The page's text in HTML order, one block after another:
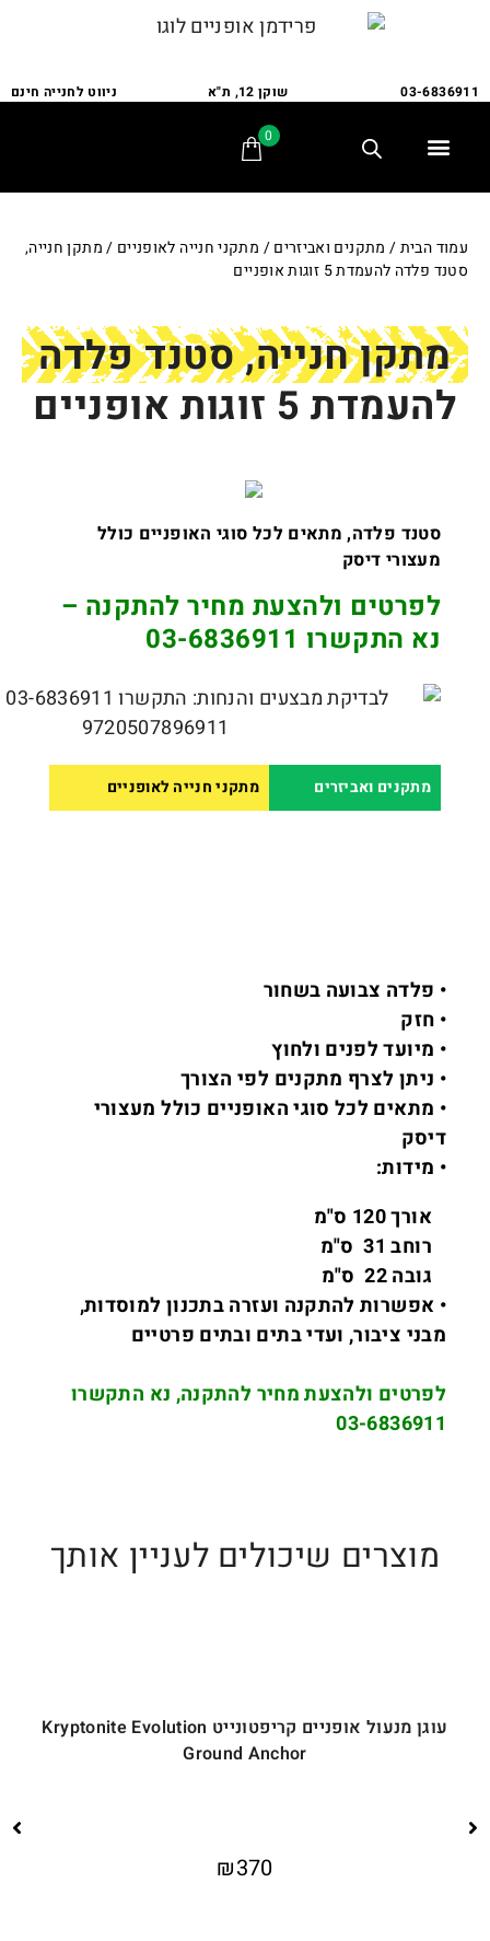
03-6836911 שוקן 12, ת"א ניווט לחנייה חינם
0
עמוד הבית/ מתקנים ואביזרים/ מתקני חנייה לאופניים / מתקן חנייה,
סטנד פלדה להעמדת 5 זוגות אופניים
מתקן חנייה, סטנד פלדה
להעמדת 5 זוגות אופניים
סטנד פלדה, מתאים לכל סוגי האופניים כולל
מעצורי דיסק
לפרטים ולהצעת מחיר להתקנה –
נא התקשרו 03-6836911
מתקנים ואביזרים מתקני חנייה לאופניים
• פלדה צבועה בשחור
• חזק
• מיועד לפנים ולחוץ
• ניתן לצרף מתקנים לפי הצורך
• מתאים לכל סוגי האופניים כולל מעצורי
דיסק
• מידות:
אורך 120 ס"מ
רוחב 31 ס"מ
גובה 22 ס"מ
• אפשרות להתקנה ועזרה בתכנון למוסדות,
מבני ציבור, ועדי בתים ובתים פרטיים
לפרטים ולהצעת מחיר להתקנה, נא התקשרו
03-6836911
מוצרים שיכולים לעניין אותך
עוגן מנעול אופניים קריפטונייט Kryptonite Evolution
Ground Anchor
₪370